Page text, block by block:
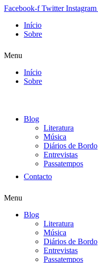
Facebook-f Twitter Instagram
Início
Sobre
Menu
Início
Sobre
Blog
Literatura
Música
Diários de Bordo
Entrevistas
Passatempos
Contacto
Menu
Blog
Literatura
Música
Diários de Bordo
Entrevistas
Passatempos